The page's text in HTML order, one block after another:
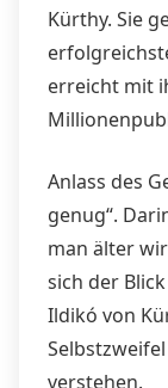
Kürthy. Sie
erreicht mit
Anlass des
genug“.
man älter
sich der
Ildikó von
verstehen.